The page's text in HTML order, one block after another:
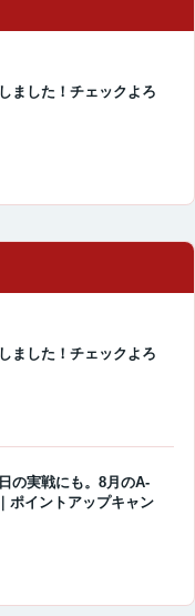
ました！チェックよろ
ました！チェックよろ
の実戦にも。8月のA-
ポイントアップキャン